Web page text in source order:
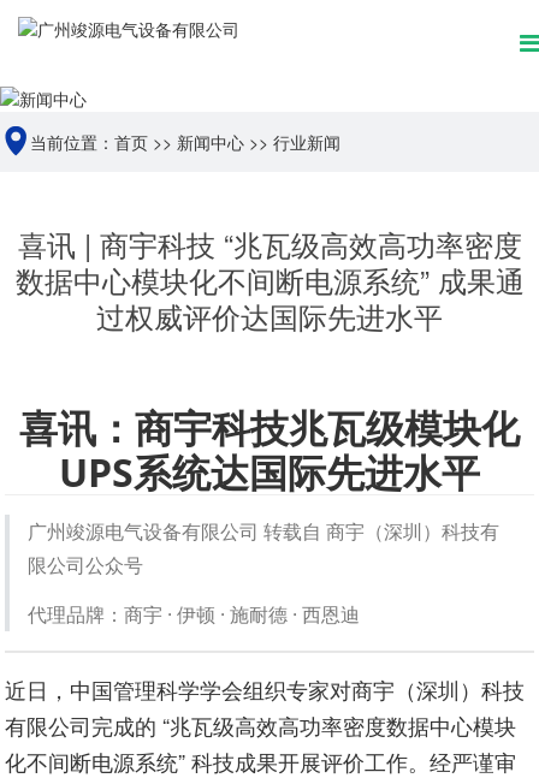
当前位置： 首页 >> 新闻中心 >> 行业新闻
喜讯 | 商宇科技 “兆瓦级高效高功率密度
数据中心模块化不间断电源系统” 成果通
过权威评价达国际先进水平
喜讯：商宇科技兆瓦级模块化
UPS系统达国际先进水平
广州竣源电气设备有限公司 转载自 商宇（深圳）科技有
限公司公众号
代理品牌：商宇 · 伊顿 · 施耐德 · 西恩迪
近日，中国管理科学学会组织专家对商宇（深圳）科技
有限公司完成的 “兆瓦级高效高功率密度数据中心模块
化不间断电源系统” 科技成果开展评价工作。经严谨审